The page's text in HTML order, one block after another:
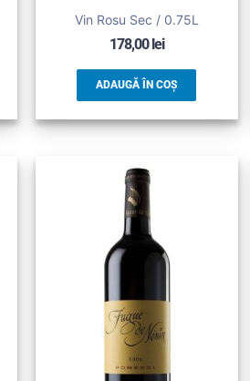
Vin Rosu Sec / 0.75L
178,00 lei
ADAUGĂ ÎN COȘ